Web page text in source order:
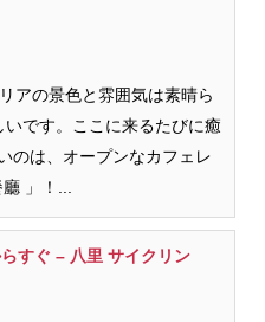
アの景色と雰囲気は素晴ら
です。ここに来るたびに癒
のは、オープンなカフェレ
」！...
すぐ – 八里 サイクリン